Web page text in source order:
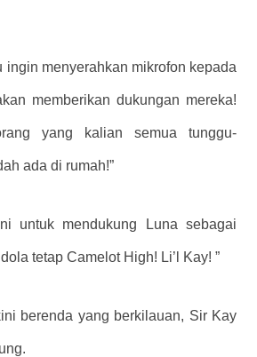
ingin menyerahkan mikrofon kepada
memberikan dukungan mereka!
yang kalian semua tunggu-
ada di rumah!”
untuk mendukung Luna sebagai
tetap Camelot High! Li’l Kay! ”
berenda yang berkilauan, Sir Kay